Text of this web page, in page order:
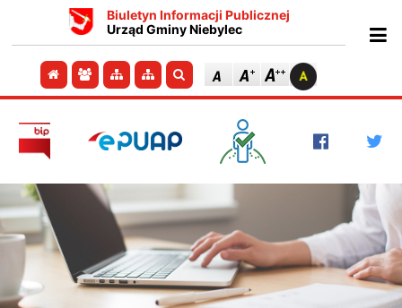
Biuletyn Informacji Publicznej
Urząd Gminy Niebylec
Przejdź do strony głównej
Przejdź do redakcji
Przejdź do mapy strony
Przejdź do mapy strony
Szukaj